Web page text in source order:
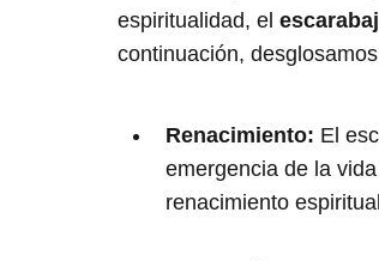
espiritualidad, el
continuación,
Renacimiento: El
emergencia de la
renacimiento